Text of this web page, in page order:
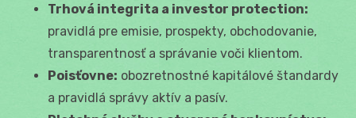
Trhová integrita a investor protection:
pravidlá pre emisie, prospekty, obchodovanie,
transparentnosť a správanie voči klientom.
Poisťovne: obozretnostné kapitálové štandardy
a pravidlá správy aktív a pasív.